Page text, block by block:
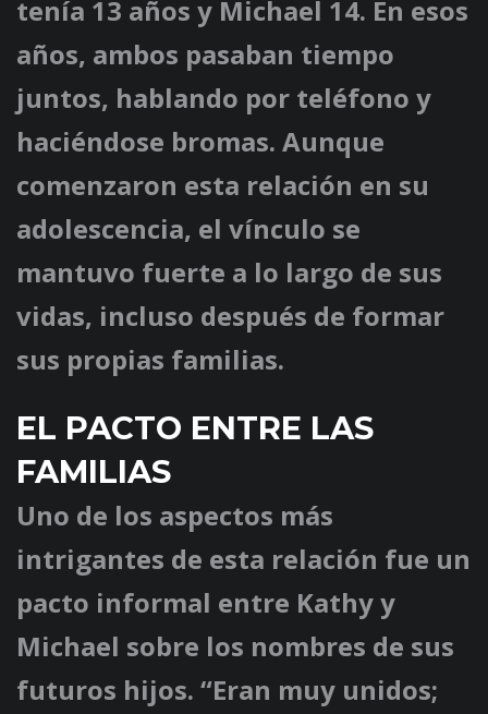
tenía 13 años y Michael 14. En esos
años, ambos pasaban tiempo
juntos, hablando por teléfono y
haciéndose bromas. Aunque
comenzaron esta relación en su
adolescencia, el vínculo se
mantuvo fuerte a lo largo de sus
vidas, incluso después de formar
sus propias familias.
EL PACTO ENTRE LAS
FAMILIAS
Uno de los aspectos más
intrigantes de esta relación fue un
pacto informal entre Kathy y
Michael sobre los nombres de sus
futuros hijos. “Eran muy unidos;